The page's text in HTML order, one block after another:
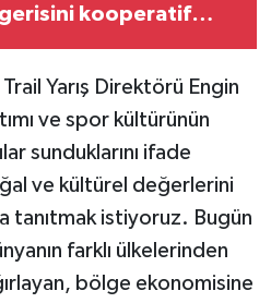
gerisini kooperatif
Yarış Direktörü Engin
ve spor kültürünün
sunduklarını ifade
ve kültürel değerlerini
tanıtmak istiyoruz. Bugün
farklı ülkelerinden
bölge ekonomisine